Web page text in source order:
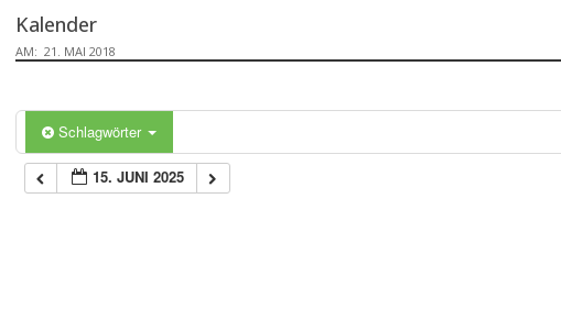
Kalender
AM: 21. MAI 2018
Schlagwörter
15. JUNI 2025